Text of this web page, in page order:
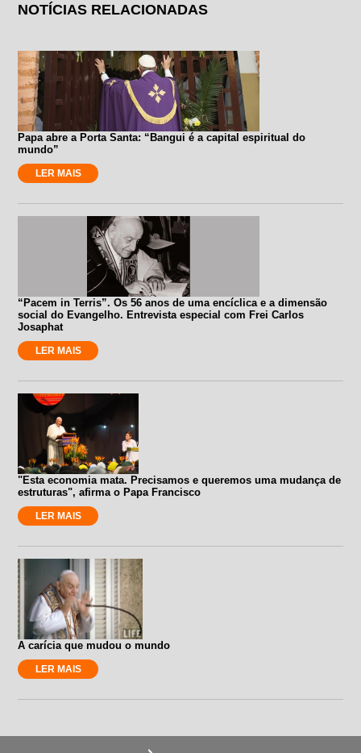
NOTÍCIAS RELACIONADAS
Papa abre a Porta Santa: “Bangui é a capital espiritual do
mundo”
LER MAIS
“Pacem in Terris”. Os 56 anos de uma encíclica e a dimensão
social do Evangelho. Entrevista especial com Frei Carlos
Josaphat
LER MAIS
"Esta economia mata. Precisamos e queremos uma mudança de
estruturas", afirma o Papa Francisco
LER MAIS
A carícia que mudou o mundo
LER MAIS